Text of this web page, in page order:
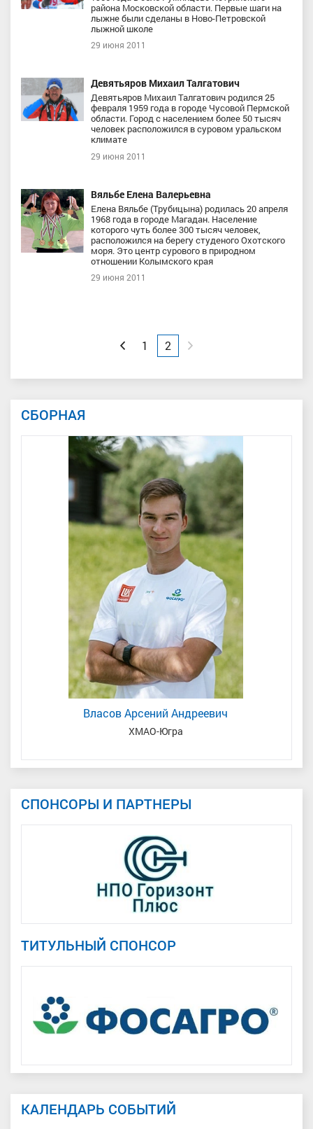
района Московской области. Первые шаги на
лыжне были сделаны в Ново-Петровской
лыжной школе
29 июня 2011
Девятьяров Михаил Талгатович
Девятьяров Михаил Талгатович родился 25
февраля 1959 года в городе Чусовой Пермской
области. Город с населением более 50 тысяч
человек расположился в суровом уральском
климате
29 июня 2011
Вяльбе Елена Валерьевна
Елена Вяльбе (Трубицына) родилась 20 апреля
1968 года в городе Магадан. Население
которого чуть более 300 тысяч человек,
расположился на берегу студеного Охотского
моря. Это центр сурового в природном
отношении Колымского края
29 июня 2011
Назад
1 2
СБОРНАЯ
Власов Арсений Андреевич
ХМАО-Югра
СПОНСОРЫ И ПАРТНЕРЫ
ТИТУЛЬНЫЙ СПОНСОР
КАЛЕНДАРЬ СОБЫТИЙ